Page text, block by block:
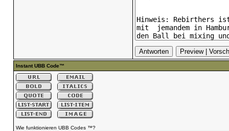
Instant UBB Code™
Wie funktionieren UBB Codes ™?